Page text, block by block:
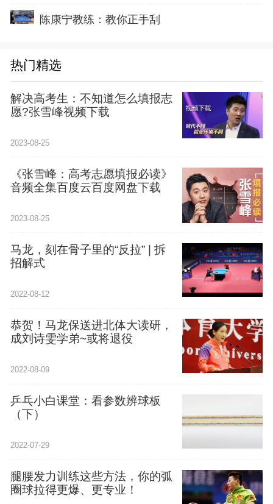
陈康宁教练：教你正手刮
热门精选
解决高考生：不知道怎么填报志
愿?张雪峰视频下载
2023-08-25
《张雪峰：高考志愿填报必读》
音频全集百度云百度网盘下载
2023-08-25
马龙，刻在骨子里的“反拉” | 拆
招解式
2022-08-12
恭贺！马龙保送进北体大读研，
成刘诗雯学弟~或将退役
2022-08-09
乒乓小白课堂：看参数辨球板
（下）
2022-07-29
腿腰发力训练这些方法，你的弧
圈球拉得更爆、更专业！